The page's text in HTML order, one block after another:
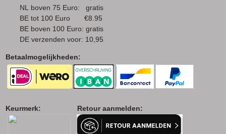
NL boven 75 Euro: gratis
BE tot 100 Euro €8.95
BE boven 100 Euro: gratis
DE verzenden voor: 10,95
Betaalmogelijkheden:
Keurmerk: Retour aanmelden: